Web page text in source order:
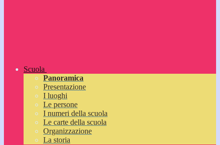
Scuola
Panoramica
Presentazione
I luoghi
Le persone
I numeri della scuola
Le carte della scuola
Organizzazione
La storia